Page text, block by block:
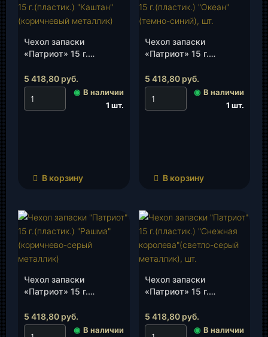
Чехол запаски
«Патриот» 15 г.
«Каштан»(коричневый
металлик), шт.
5 418,80 руб.
◉ В наличии
1 шт.
В корзину
Чехол запаски
«Патриот» 15 г.
«Океан»(темно-синий),
шт.
5 418,80 руб.
◉ В наличии
1 шт.
В корзину
Чехол запаски
«Патриот» 15 г.
«Рашма»(коричнево-
серый металлик), шт.
5 418,80 руб.
◉ В наличии
Чехол запаски
«Патриот» 15 г.
королева»(светло-
серый металлик), шт.
5 418,80 руб.
◉ В наличии